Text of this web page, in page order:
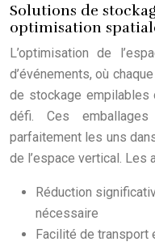
Solutions de
optimisation
L’optimisation de
d’événements, où
de stockage empilables
défi. Ces
parfaitement les uns
de l’espace vertical. Les
Réduction
nécessaire
Facilité de transport